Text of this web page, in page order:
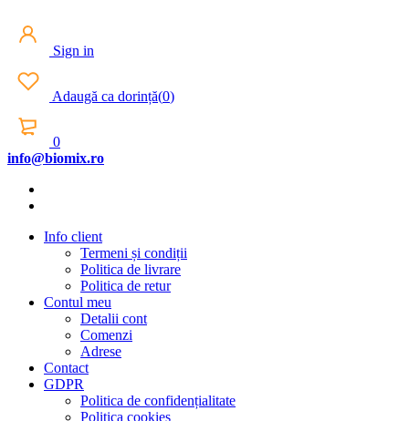
Sign in
Adaugă ca dorință(0)
0
info@biomix.ro
Info client
Termeni și condiții
Politica de livrare
Politica de retur
Contul meu
Detalii cont
Comenzi
Adrese
Contact
GDPR
Politica de confidențialitate
Politica cookies